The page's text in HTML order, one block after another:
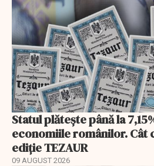
Statul plătește până la
economiile românilor. Cât
ediție TEZAUR
09 AUGUST 2026